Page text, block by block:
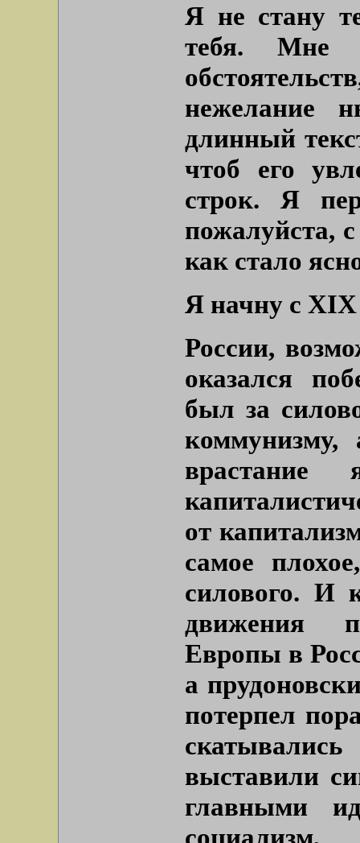
Я не стану
тебя. Мне
нежелание
длинный
чтоб его
строк. Я
пожалуйста,
как стало
Я начну с XIX
России,
оказался
был за
врастание
от
самое
силового. И
движения
Европы в
а
потерпел
выставили
главными